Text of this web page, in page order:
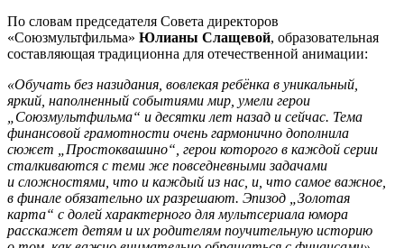
По словам председателя Совета директоров
«Союзмультфильма» Юлианы Слащевой, образовательная
составляющая традиционна для отечественной анимации:
«Обучать без назидания, вовлекая ребёнка в уникальный,
яркий, наполненный событиями мир, умели герои
„Союзмультфильма“ и десятки лет назад и сейчас. Тема
финансовой грамотности очень гармонично дополнила
сюжет „Простоквашино“, герои которого в каждой серии
сталкиваются с теми же повседневными задачами
и сложностями, что и каждый из нас, и, что самое важное,
в финале обязательно их разрешают. Эпизод „Золотая
карта“ с долей характерного для мультсериала юмора
расскажет детям и их родителям поучительную историю